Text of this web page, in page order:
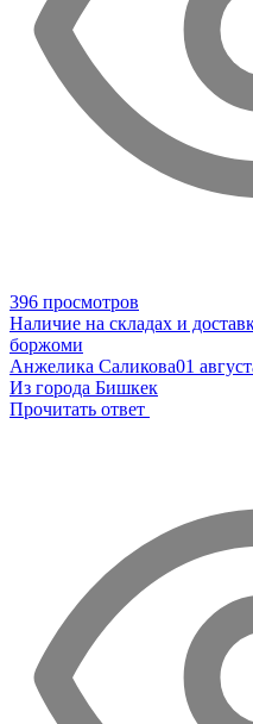
396 просмотров
Наличие на складах и
боржоми
Анжелика Саликова01
Из города Бишкек
Прочитать ответ